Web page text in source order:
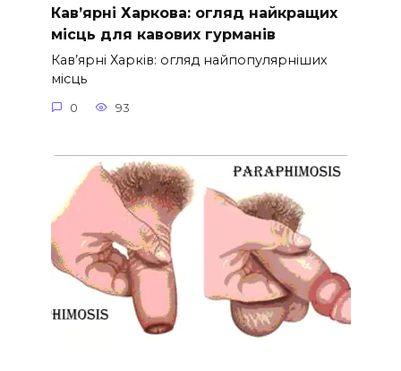
Кав’ярні Харкова: огляд найкращих
місць для кавових гурманів
Кав’ярні Харків: огляд найпопулярніших
місць
0 93